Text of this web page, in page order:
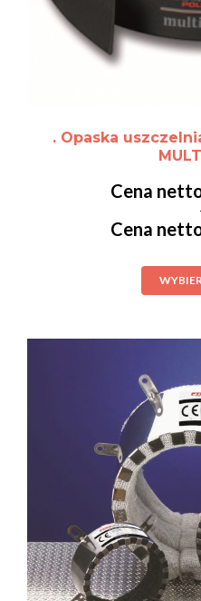
. Opaska